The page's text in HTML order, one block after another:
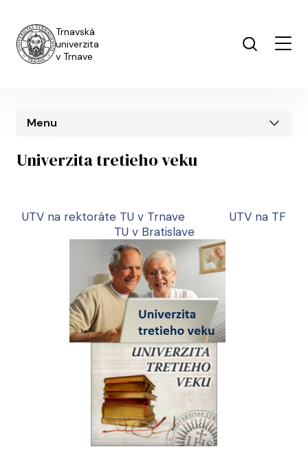
Trnavská
univerzita
v Trnave
Univerzita tretieho veku
UTV na rektoráte TU v Trnave
UTV na TF
TU v Bratislave
Menu